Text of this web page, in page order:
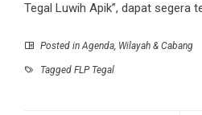
Tegal Luwih Apik”, dapat segera
Posted inAgenda, Wilayah & Cabang
Tagged FLP Tegal